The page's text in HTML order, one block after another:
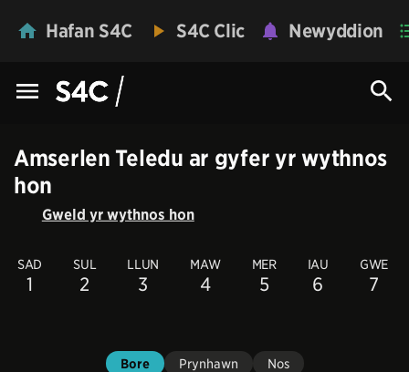
Hafan S4C S4C Clic Newyddion
Amserlen Teledu ar gyfer yr wythnos
hon
Gweld yr wythnos hon
SAD
1
SUL
2
LLUN
3
MAW
4
MER
5
IAU
6
GWE
7
Bore Prynhawn Nos